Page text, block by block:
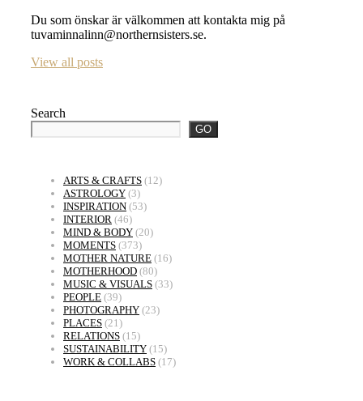
Du som önskar är välkommen att kontakta mig på
tuvaminnalinn@northernsisters.se.
View all posts
Search
GO
ARTS & CRAFTS (12)
ASTROLOGY (3)
INSPIRATION (53)
INTERIOR (46)
MIND & BODY (20)
MOMENTS (373)
MOTHER NATURE (16)
MOTHERHOOD (80)
MUSIC & VISUALS (33)
PEOPLE (39)
PHOTOGRAPHY (23)
PLACES (21)
RELATIONS (15)
SUSTAINABILITY (15)
WORK & COLLABS (17)